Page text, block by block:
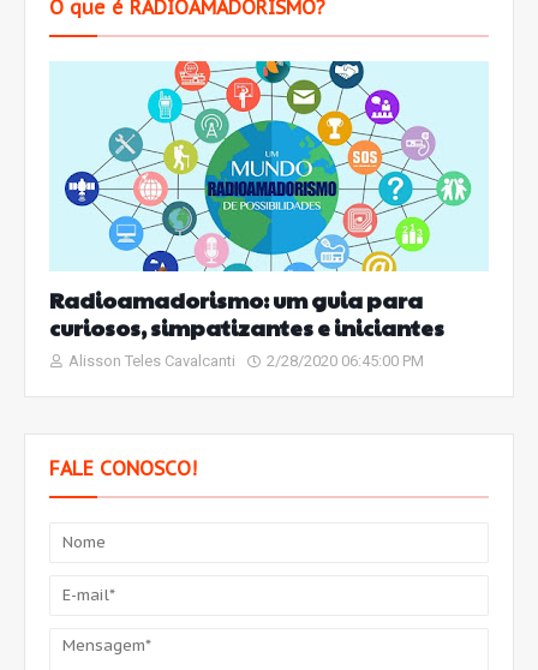
O que é RADIOAMADORISMO?
Radioamadorismo: um guia para
curiosos, simpatizantes e iniciantes
Alisson Teles Cavalcanti 2/28/2020 06:45:00 PM
FALE CONOSCO!